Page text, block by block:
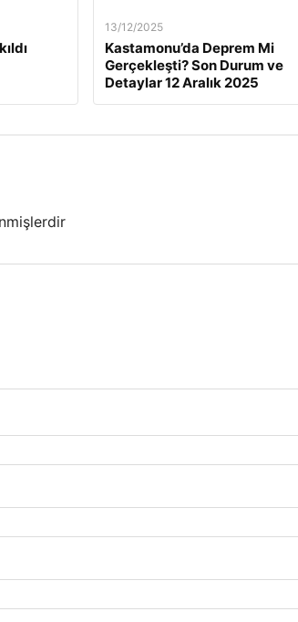
13/12/2025
Kastamonu’da Deprem Mi
Gerçekleşti? Son Durum ve
Detaylar 12 Aralık 2025